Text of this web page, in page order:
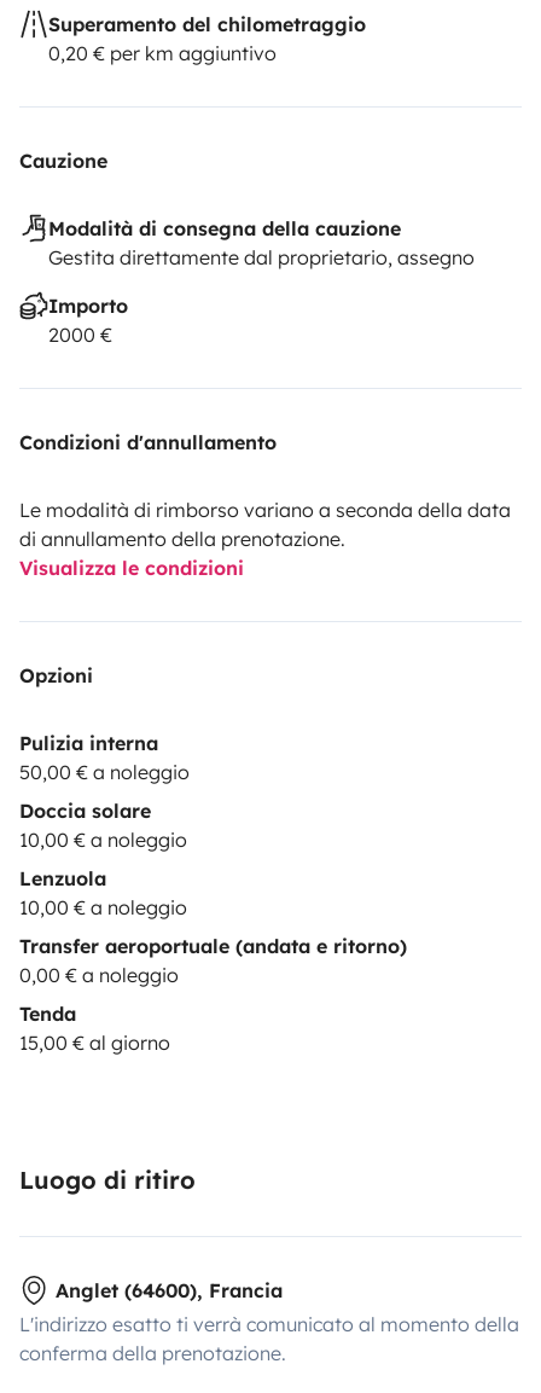
Superamento del chilometraggio
0,20 € per km aggiuntivo
Cauzione
Modalità di consegna della cauzione
Gestita direttamente dal proprietario, assegno
Importo
2000 €
Condizioni d'annullamento
Le modalità di rimborso variano a seconda della data
di annullamento della prenotazione.
Visualizza le condizioni
Opzioni
Pulizia interna
50,00 € a noleggio
Doccia solare
10,00 € a noleggio
Lenzuola
10,00 € a noleggio
Transfer aeroportuale (andata e ritorno)
0,00 € a noleggio
Tenda
15,00 € al giorno
Luogo di ritiro
Anglet (64600), Francia
L'indirizzo esatto ti verrà comunicato al momento della
conferma della prenotazione.